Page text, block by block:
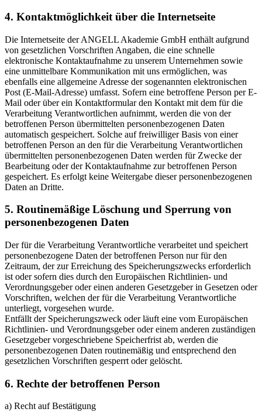
4. Kontaktmöglichkeit über die Internetseite
Die Internetseite der ANGELL Akademie GmbH enthält aufgrund
von gesetzlichen Vorschriften Angaben, die eine schnelle
elektronische Kontaktaufnahme zu unserem Unternehmen sowie
eine unmittelbare Kommunikation mit uns ermöglichen, was
ebenfalls eine allgemeine Adresse der sogenannten elektronischen
Post (E-Mail-Adresse) umfasst. Sofern eine betroffene Person per E-
Mail oder über ein Kontaktformular den Kontakt mit dem für die
Verarbeitung Verantwortlichen aufnimmt, werden die von der
betroffenen Person übermittelten personenbezogenen Daten
automatisch gespeichert. Solche auf freiwilliger Basis von einer
betroffenen Person an den für die Verarbeitung Verantwortlichen
übermittelten personenbezogenen Daten werden für Zwecke der
Bearbeitung oder der Kontaktaufnahme zur betroffenen Person
gespeichert. Es erfolgt keine Weitergabe dieser personenbezogenen
Daten an Dritte.
5. Routinemäßige Löschung und Sperrung von
personenbezogenen Daten
Der für die Verarbeitung Verantwortliche verarbeitet und speichert
personenbezogene Daten der betroffenen Person nur für den
Zeitraum, der zur Erreichung des Speicherungszwecks erforderlich
ist oder sofern dies durch den Europäischen Richtlinien- und
Verordnungsgeber oder einen anderen Gesetzgeber in Gesetzen oder
Vorschriften, welchen der für die Verarbeitung Verantwortliche
unterliegt, vorgesehen wurde.
Entfällt der Speicherungszweck oder läuft eine vom Europäischen
Richtlinien- und Verordnungsgeber oder einem anderen zuständigen
Gesetzgeber vorgeschriebene Speicherfrist ab, werden die
personenbezogenen Daten routinemäßig und entsprechend den
gesetzlichen Vorschriften gesperrt oder gelöscht.
6. Rechte der betroffenen Person
a) Recht auf Bestätigung